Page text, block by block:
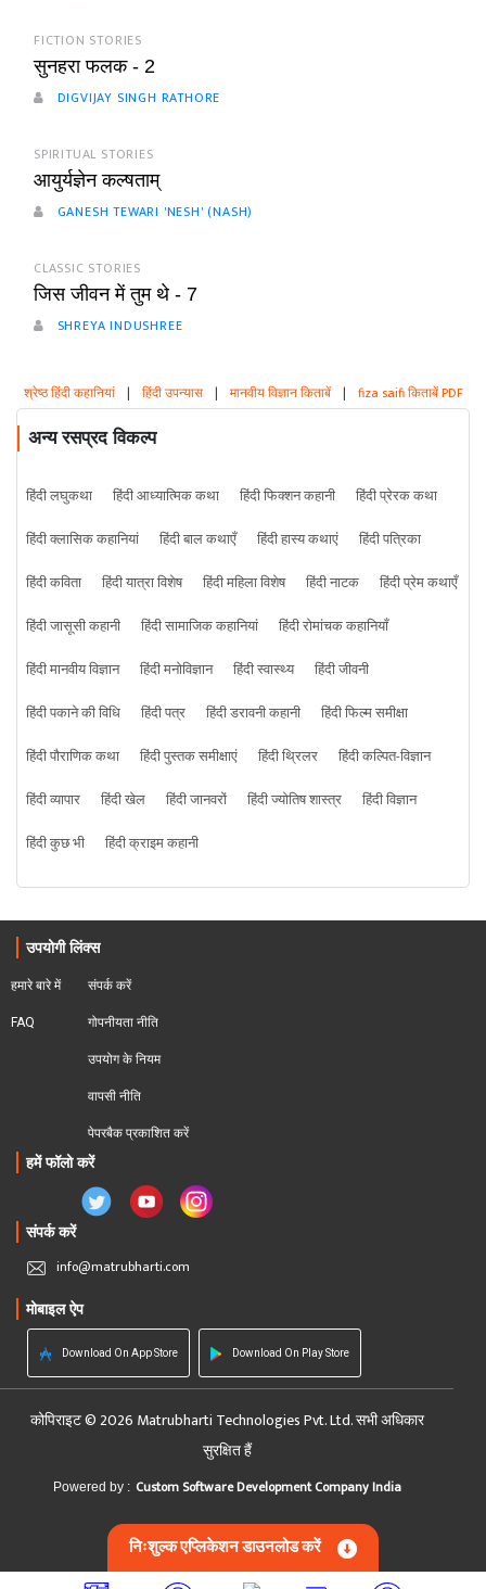
FICTION STORIES
सुनहरा फलक - 2
DIGVIJAY SINGH RATHORE
SPIRITUAL STORIES
आयुर्यज्ञेन कल्षताम्
GANESH TEWARI 'NESH' (NASH)
CLASSIC STORIES
जिस जीवन में तुम थे - 7
SHREYA INDUSHREE
श्रेष्ठ हिंदी कहानियां | हिंदी उपन्यास | मानवीय विज्ञान किताबें | fiza saifi किताबें PDF
अन्य रसप्रद विकल्प
हिंदी लघुकथा हिंदी आध्यात्मिक कथा हिंदी फिक्शन कहानी
हिंदी प्रेरक कथा
हिंदी क्लासिक कहानियां
हिंदी बाल कथाएँ हिंदी हास्य कथाएं
हिंदी पत्रिका
हिंदी कविता
हिंदी यात्रा विशेष हिंदी महिला विशेष हिंदी नाटक
हिंदी प्रेम कथाएँ
हिंदी जासूसी कहानी
हिंदी सामाजिक कहानियां
हिंदी रोमांचक कहानियाँ
हिंदी मानवीय विज्ञान
हिंदी मनोविज्ञान हिंदी स्वास्थ्य
हिंदी जीवनी
हिंदी पकाने की विधि
हिंदी पत्र हिंदी डरावनी कहानी
हिंदी फिल्म समीक्षा
हिंदी पौराणिक कथा
हिंदी पुस्तक समीक्षाएं हिंदी थ्रिलर
हिंदी कल्पित-विज्ञान
हिंदी व्यापार
हिंदी खेल हिंदी जानवरों हिंदी ज्योतिष शास्त्र
हिंदी विज्ञान
हिंदी कुछ भी
हिंदी क्राइम कहानी
उपयोगी लिंक्स
हमारे बारे में
FAQ
संपर्क करें
गोपनीयता नीति
उपयोग के नियम
वापसी नीति
पेपरबैक प्रकाशित करें
हमें फॉलो करें
संपर्क करें
info@matrubharti.com
मोबाइल ऐप
Download On App Store Download On Play Store
कोपिराइट © 2026 Matrubharti Technologies Pvt. Ltd. सभी अधिकार
सुरक्षित हैं
Powered by : Custom Software Development Company India
निःशुल्क एप्लिकेशन डाउनलोड करें